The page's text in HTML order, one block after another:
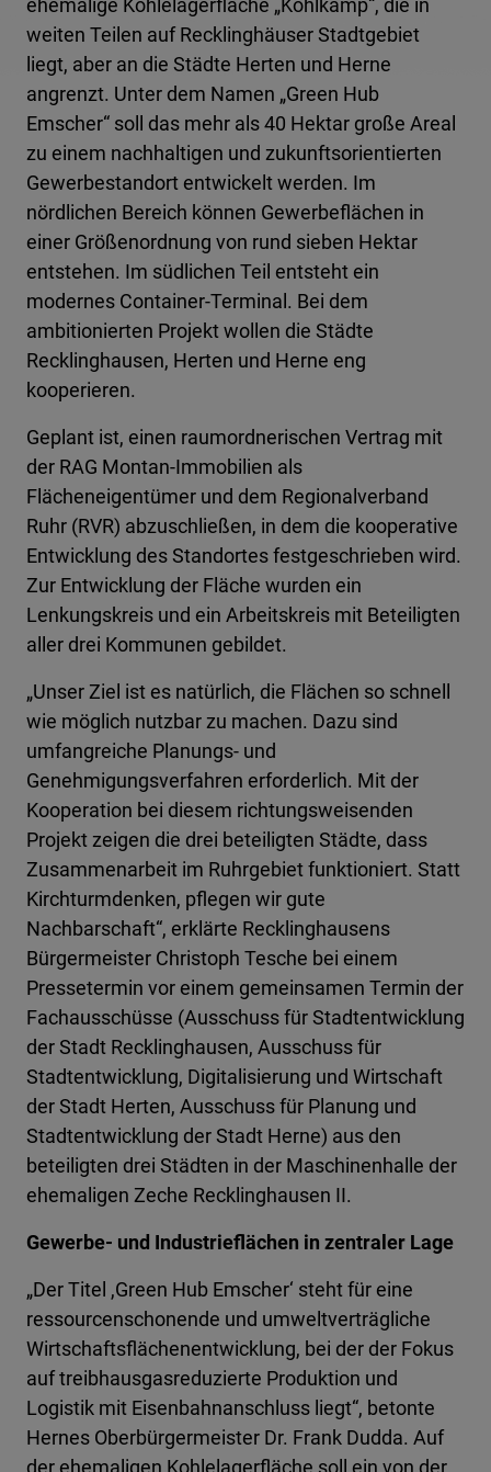
ehemalige Kohlelagerfläche „Kohlkamp“, die in
weiten Teilen auf Recklinghäuser Stadtgebiet
liegt, aber an die Städte Herten und Herne
angrenzt. Unter dem Namen „Green Hub
Emscher“ soll das mehr als 40 Hektar große Areal
zu einem nachhaltigen und zukunftsorientierten
Gewerbestandort entwickelt werden. Im
nördlichen Bereich können Gewerbeflächen in
einer Größenordnung von rund sieben Hektar
entstehen. Im südlichen Teil entsteht ein
modernes Container-Terminal. Bei dem
ambitionierten Projekt wollen die Städte
Recklinghausen, Herten und Herne eng
kooperieren.
Geplant ist, einen raumordnerischen Vertrag mit
der RAG Montan-Immobilien als
Flächeneigentümer und dem Regionalverband
Ruhr (RVR) abzuschließen, in dem die kooperative
Entwicklung des Standortes festgeschrieben wird.
Zur Entwicklung der Fläche wurden ein
Lenkungskreis und ein Arbeitskreis mit Beteiligten
aller drei Kommunen gebildet.
„Unser Ziel ist es natürlich, die Flächen so schnell
wie möglich nutzbar zu machen. Dazu sind
umfangreiche Planungs- und
Genehmigungsverfahren erforderlich. Mit der
Kooperation bei diesem richtungsweisenden
Projekt zeigen die drei beteiligten Städte, dass
Zusammenarbeit im Ruhrgebiet funktioniert. Statt
Kirchturmdenken, pflegen wir gute
Nachbarschaft“, erklärte Recklinghausens
Bürgermeister Christoph Tesche bei einem
Pressetermin vor einem gemeinsamen Termin der
Fachausschüsse (Ausschuss für Stadtentwicklung
der Stadt Recklinghausen, Ausschuss für
Stadtentwicklung, Digitalisierung und Wirtschaft
der Stadt Herten, Ausschuss für Planung und
Stadtentwicklung der Stadt Herne) aus den
beteiligten drei Städten in der Maschinenhalle der
ehemaligen Zeche Recklinghausen II.
Gewerbe- und Industrieflächen in zentraler Lage
„Der Titel ,Green Hub Emscher‘ steht für eine
ressourcenschonende und umweltverträgliche
Wirtschaftsflächenentwicklung, bei der der Fokus
auf treibhausgasreduzierte Produktion und
Logistik mit Eisenbahnanschluss liegt“, betonte
Hernes Oberbürgermeister Dr. Frank Dudda. Auf
der ehemaligen Kohlelagerfläche soll ein von der